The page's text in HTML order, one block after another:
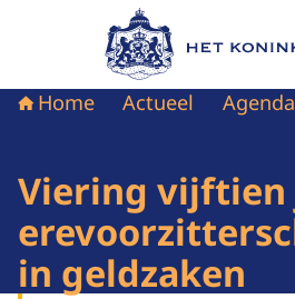
Naar de homepage
Home Actueel Agenda
Viering vijftien
in geldzaken